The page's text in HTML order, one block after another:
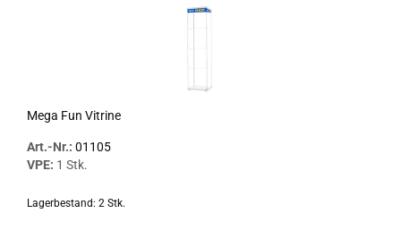
Mega Fun Vi­tri­ne
Art.-Nr.: 01105
VPE: 1 Stk.
Lagerbestand: 2 Stk.